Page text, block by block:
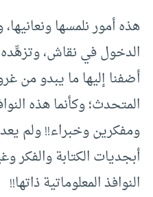
هذه أمور نلمسها
الدخول في نقاش، وتزهِّده
أضفنا إليها ما يبدو من
المتحدث؛ وكأنما هذه
ومفكرين وخبراء!! ولم
أبجديات الكتابة والفكر
النوافذ المعلوماتية ذاتها!!